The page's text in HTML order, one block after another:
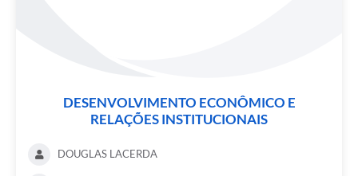
DESENVOLVIMENTO ECONÔMICO E
RELAÇÕES INSTITUCIONAIS
DOUGLAS LACERDA